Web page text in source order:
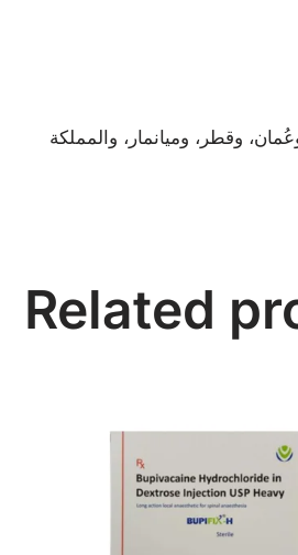
وقطر، وميانمار، والمملكة
Related